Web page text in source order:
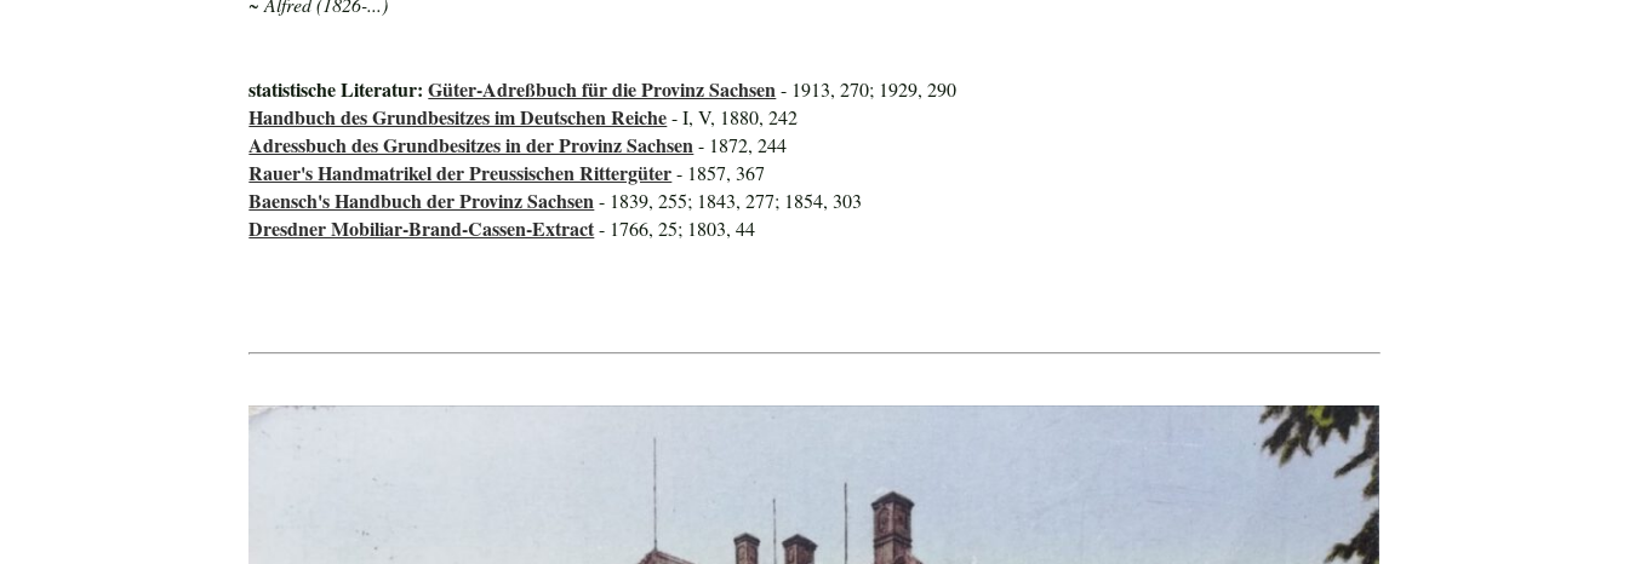
statistische Literatur:Güter-Adreßbuch für die Provinz Sachsen- 1913, 270; 1929, 290
Handbuch des Grundbesitzes im Deutschen Reiche- I, V, 1880, 242
Adressbuch des Grundbesitzes in der Provinz Sachsen- 1872, 244
Rauer's Handmatrikel der Preussischen Rittergüter- 1857, 367
Baensch's Handbuch der Provinz Sachsen- 1839, 255; 1843, 277; 1854, 303
Dresdner Mobiliar-Brand-Cassen-Extract- 1766, 25; 1803, 44